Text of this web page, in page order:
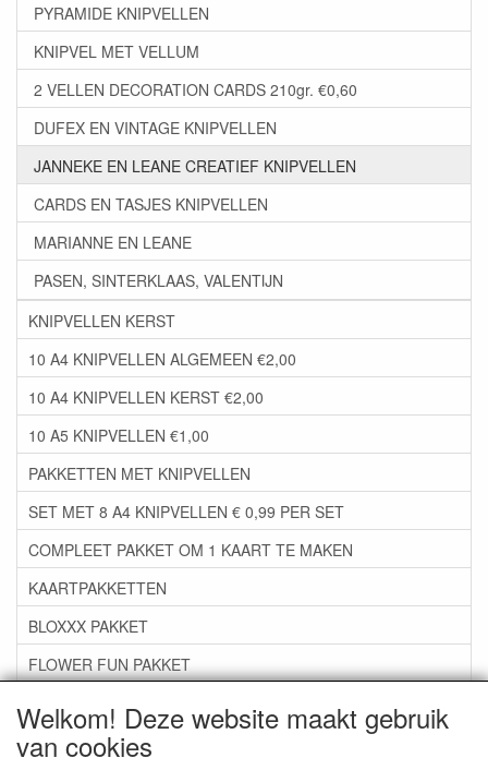
Welkom! Deze website maakt gebruik
van cookies
PYRAMIDE KNIPVELLEN
KNIPVEL MET VELLUM
2 VELLEN DECORATION CARDS 210gr. €0,60
DUFEX EN VINTAGE KNIPVELLEN
JANNEKE EN LEANE CREATIEF KNIPVELLEN
CARDS EN TASJES KNIPVELLEN
MARIANNE EN LEANE
PASEN, SINTERKLAAS, VALENTIJN
KNIPVELLEN KERST
10 A4 KNIPVELLEN ALGEMEEN €2,00
10 A4 KNIPVELLEN KERST €2,00
10 A5 KNIPVELLEN €1,00
PAKKETTEN MET KNIPVELLEN
SET MET 8 A4 KNIPVELLEN € 0,99 PER SET
COMPLEET PAKKET OM 1 KAART TE MAKEN
KAARTPAKKETTEN
BLOXXX PAKKET
FLOWER FUN PAKKET
***GROEP 06*** TAPE/LIJM SNIJMALLEN STEMPELS
***GROEP 07*** KAARTEN +SCRAP TOEBEHOREN